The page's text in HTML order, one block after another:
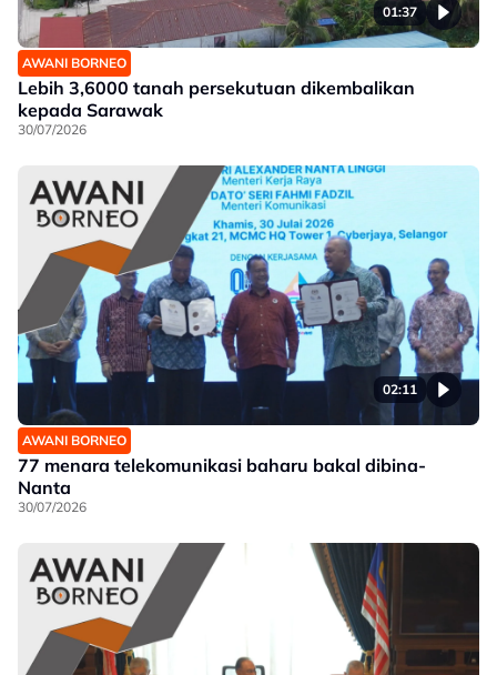
01:37
AWANI BORNEO
Lebih 3,6000 tanah persekutuan dikembalikan
kepada Sarawak
30/07/2026
02:11
AWANI BORNEO
77 menara telekomunikasi baharu bakal dibina-
Nanta
30/07/2026